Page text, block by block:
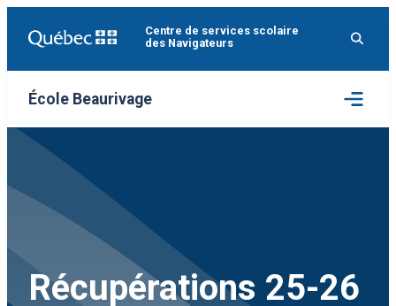
Centre de services scolaire
des Navigateurs
École Beaurivage
Ouvrir
le
menu
Récupérations 25-26